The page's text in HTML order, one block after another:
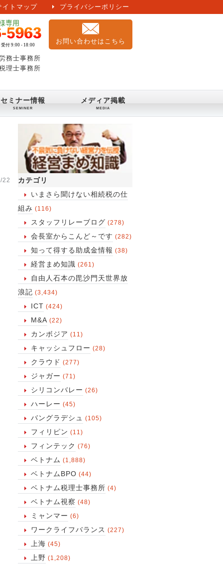
イトマップ プライバシーポリシー
お問い合わせはこちら
務士事務所
理士事務所
セミナー情報 メディア掲載
カテゴリ
いまさら聞けない相続税の仕
組み (116)
スタッフリレーブログ (278)
会長室からこんど～です (282)
知って得する助成金情報 (38)
経営まめ知識 (261)
自由人石本の毘沙門天世界放
浪記 (3,434)
ICT (424)
M&A (22)
カンボジア (11)
キャッシュフロー (28)
クラウド (277)
ジャガー (71)
シリコンバレー (26)
ハーレー (45)
バングラデシュ (105)
フィリピン (11)
フィンテック (76)
ベトナム (1,888)
ベトナムBPO (44)
ベトナム税理士事務所 (4)
ベトナム視察 (48)
ミャンマー (6)
ワークライフバランス (227)
上海 (45)
上野 (1,208)
22